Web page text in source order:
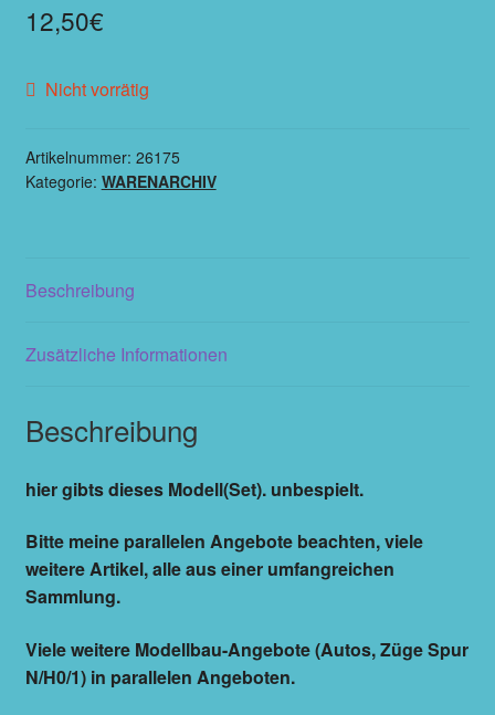
12,50€
Nicht vorrätig
Artikelnummer: 26175
Kategorie: WARENARCHIV
Beschreibung
Zusätzliche Informationen
Beschreibung
hier gibts dieses Modell(Set). unbespielt.
Bitte meine parallelen Angebote beachten, viele
weitere Artikel, alle aus einer umfangreichen
Sammlung.
Viele weitere Modellbau-Angebote (Autos, Züge Spur
N/H0/1) in parallelen Angeboten.